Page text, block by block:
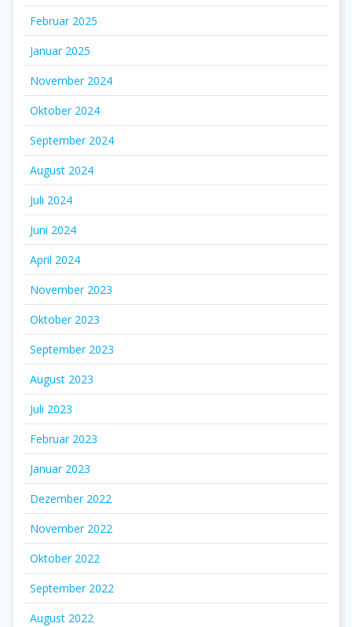
Februar 2025
Januar 2025
November 2024
Oktober 2024
September 2024
August 2024
Juli 2024
Juni 2024
April 2024
November 2023
Oktober 2023
September 2023
August 2023
Juli 2023
Februar 2023
Januar 2023
Dezember 2022
November 2022
Oktober 2022
September 2022
August 2022